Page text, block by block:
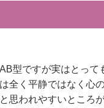
型ですが実はとって
全く平静ではなく
思われやすいところが